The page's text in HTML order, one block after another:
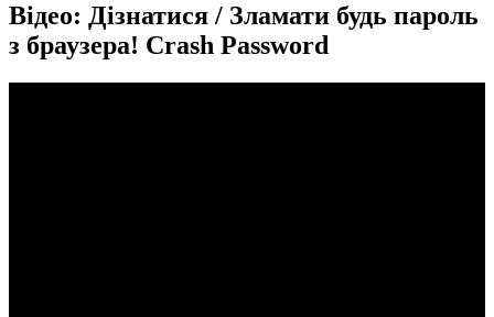
Відео: Дізнатися / Зламати будь пароль
з браузера! Crash Password